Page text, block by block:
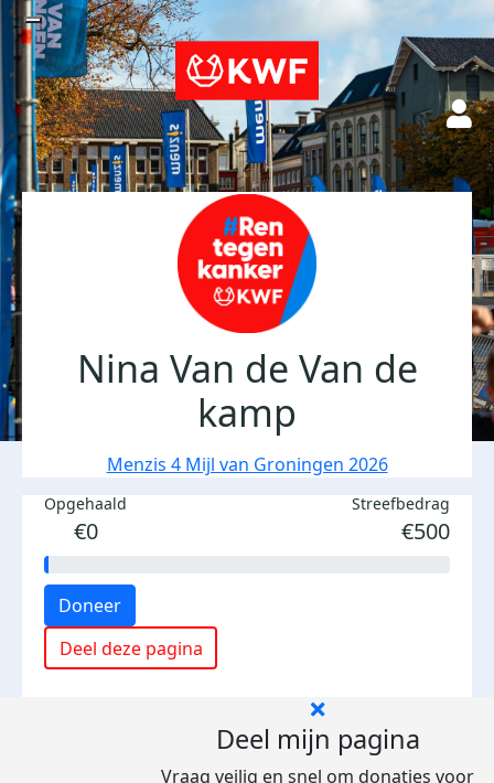
Nina Van de Van de
kamp
Menzis 4 Mijl van Groningen 2026
Opgehaald
€0
Streefbedrag
€500
Doneer
Deel deze pagina
Deel mijn pagina
Vraag veilig en snel om donaties voor